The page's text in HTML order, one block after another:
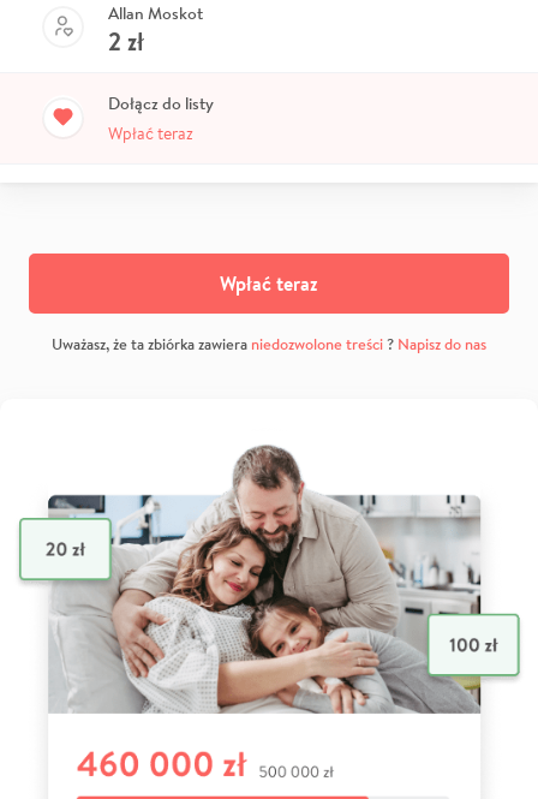
Allan Moskot
2 zł
Dołącz do listy
Wpłać teraz
Wpłać teraz
Uważasz, że ta zbiórka zawiera niedozwolone treści? Napisz do nas